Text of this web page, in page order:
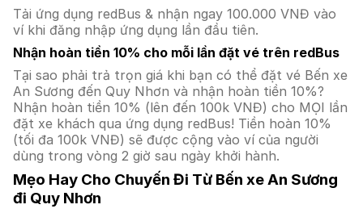
Tải ứng dụng redBus & nhận ngay 100.000 VNĐ vào
ví khi đăng nhập ứng dụng lần đầu tiên.
Nhận hoàn tiền 10% cho mỗi lần đặt vé trên redBus
Tại sao phải trả trọn giá khi bạn có thể đặt vé Bến xe
An Sương đến Quy Nhơn và nhận hoàn tiền 10%?
Nhận hoàn tiền 10% (lên đến 100k VNĐ) cho MỌI lần
đặt xe khách qua ứng dụng redBus! Tiền hoàn 10%
(tối đa 100k VNĐ) sẽ được cộng vào ví của người
dùng trong vòng 2 giờ sau ngày khởi hành.
Mẹo Hay Cho Chuyến Đi Từ Bến xe An Sương
đi Quy Nhơn